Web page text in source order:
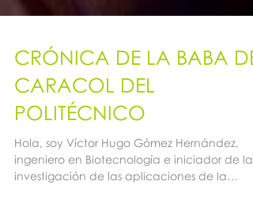
CRÓNICA DE LA BABA DE
CARACOL DEL